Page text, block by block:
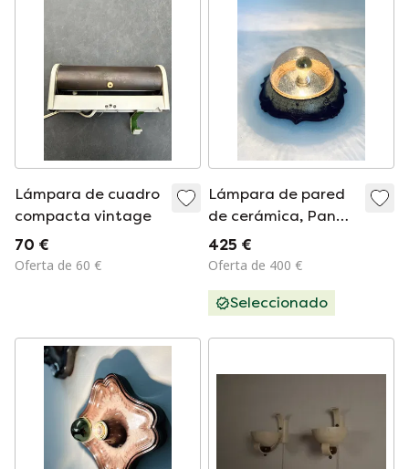
Lámpara de cuadro
compacta vintage
70 €
Oferta de 60 €
Lámpara de pared
de cerámica, Pan
Leuchten
425 €
Oferta de 400 €
Seleccionado